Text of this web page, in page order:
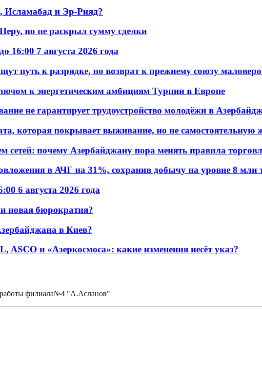
Исламабад и Эр-Рияд?
но не раскрыл сумму сделки
16:00 7 августа 2026 года
путь к разрядке, но возврат к прежнему союзу
к энергетическим амбициям Турции в Европе
не гарантирует трудоустройство молодёжи в
которая покрывает выживание, но не самостоятельную
сетей: почему Азербайджану пора менять правила
в АЧГ на 31%, сохранив добычу на уровне 8 млн
6 августа 2026 года
новая бюрократия?
в Киев?
ASCO и «Азеркосмоса»: какие изменения несёт указ?
работы филиала№4 "А.Асланов"